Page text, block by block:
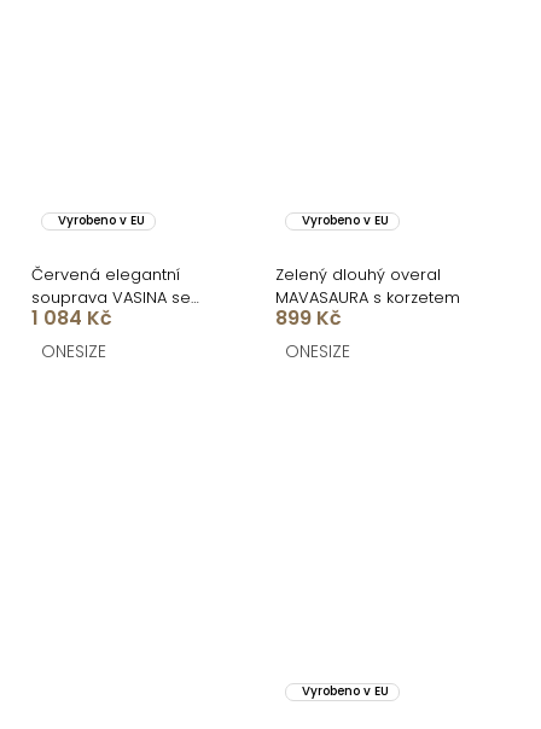
Vyrobeno v EU
Červená elegantní
souprava VASINA se
sakem
1 084 Kč
ONESIZE
Vyrobeno v EU
Zelený dlouhý overal
MAVASAURA s korzetem
899 Kč
ONESIZE
Vyrobeno v EU